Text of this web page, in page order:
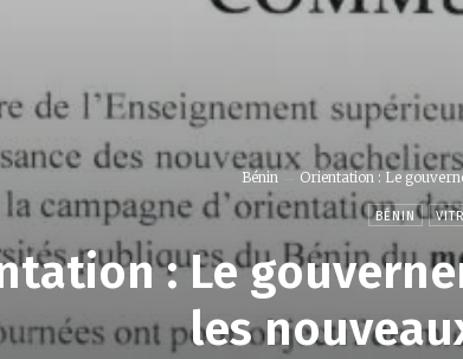
Bénin Orientation : Le
BÉNIN
: Le
les